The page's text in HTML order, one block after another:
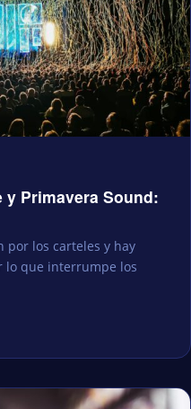
Primavera Sound:
por los carteles y hay
lo que interrumpe los